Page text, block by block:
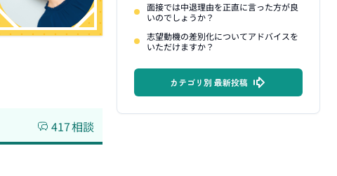
417相談
面接では中退理由を正直に言った方が良
いのでしょうか？
志望動機の差別化についてアドバイスを
いただけますか？
カテゴリ別 最新投稿